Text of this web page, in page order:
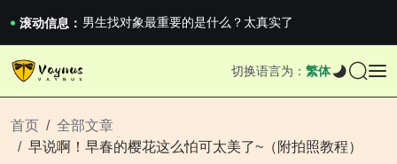
滚动信息： 2026澳网男单收官：全满贯对上全满亚，德约...
《巅峰守卫 Highguard》正式上线，官...
男生找对象最重要的是什么？太真实了
切换语言为： 繁体
首页
全部文章
早说啊！早春的樱花这么怕可太美了~（附拍照教程）